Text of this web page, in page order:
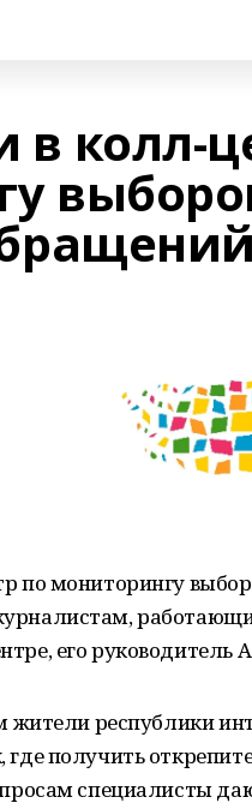
колл-
по мониторингу
его руководитель
жители республики
получить
специалисты